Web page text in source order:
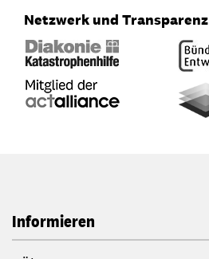
Netzwerk und Transparenz
Informieren